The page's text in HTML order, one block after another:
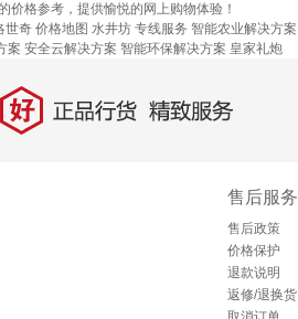
格参考，提供愉悦的网上购物体验！
世奇 价格地图 水井坊 专线服务 智能农业解决方案
案 安全云解决方案 智能环保解决方案 皇家礼炮
好 正品行货，精致服务
售后服务
售后政策
价格保护
退款说明
返修/退换货